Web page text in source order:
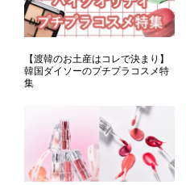
【渡韓のお土産はコレで決まり】
韓国ダイソーのプチプラコスメ特
集